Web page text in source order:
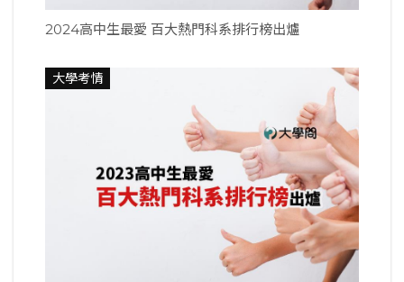
2024高中生最愛 百大熱門科系排行榜出爐
大學考情